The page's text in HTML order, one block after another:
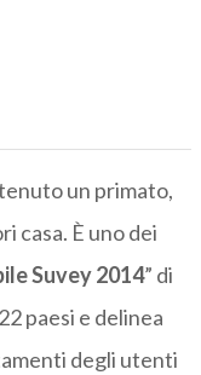
un primato,
casa. È uno dei
Suvey 2014” di
paesi e delinea
degli utenti